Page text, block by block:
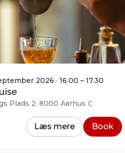
2026 · 16.00 – 17.30
Plads 2, 8000 Aarhus C
Læs mere Book